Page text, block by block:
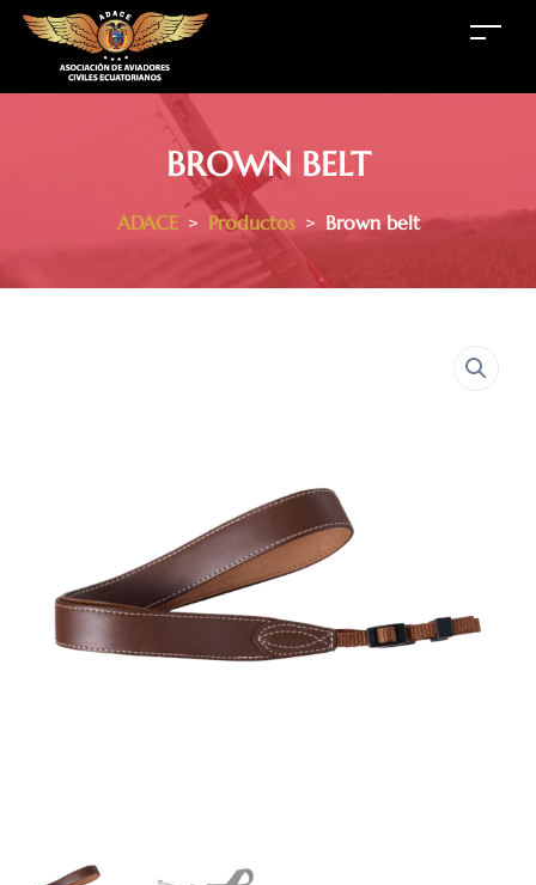
BROWN BELT
ADACE > Productos > Brown belt